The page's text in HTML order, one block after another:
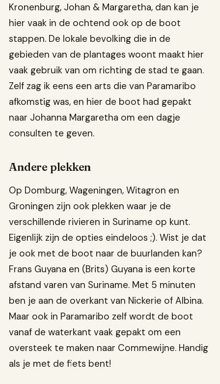
Kronenburg, Johan & Margaretha, dan kan je
hier vaak in de ochtend ook op de boot
stappen. De lokale bevolking die in de
gebieden van de plantages woont maakt hier
vaak gebruik van om richting de stad te gaan.
Zelf zag ik eens een arts die van Paramaribo
afkomstig was, en hier de boot had gepakt
naar Johanna Margaretha om een dagje
consulten te geven.
Andere plekken
Op Domburg, Wageningen, Witagron en
Groningen zijn ook plekken waar je de
verschillende rivieren in Suriname op kunt.
Eigenlijk zijn de opties eindeloos ;). Wist je dat
je ook met de boot naar de buurlanden kan?
Frans Guyana en (Brits) Guyana is een korte
afstand varen van Suriname. Met 5 minuten
ben je aan de overkant van Nickerie of Albina.
Maar ook in Paramaribo zelf wordt de boot
vanaf de waterkant vaak gepakt om een
oversteek te maken naar Commewijne. Handig
als je met de fiets bent!